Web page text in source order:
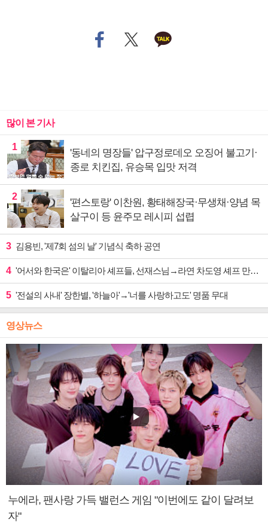
많이 본 기사
1
'동네의 명장들' 압구정로데오 오징어 불고기·
종로 치킨집, 유승목 입맛 저격
2
'편스토랑' 이찬원, 황태해장국·무생채·양념 목
살구이 등 윤주모 레시피 섭렵
3 김용빈, '제7회 섬의 날' 기념식 축하 공연
4 '어서와 한국은' 이탈리아 셰프들, 선재스님→라연 차도영 셰프 만난다
5 '전설의 사내' 장한별, '하늘아'→'너를 사랑하고도' 명품 무대
영상뉴스
누에라, 팬사랑 가득 밸런스 게임 "이번에도 같이 달려보
자"